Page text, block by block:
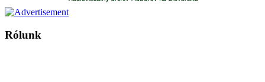
Rólunk